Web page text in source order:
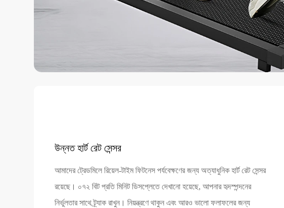
উন্নত হার্ট রেট সেন্সর
আমাদের ট্রেডমিলে রিয়েল-টাইম ফিটনেস পর্যবেক্ষণের জন্য অত্যাধুনিক হার্ট রেট সেন্সর
রয়েছে। ০৭২ বিট প্রতি মিনিট ডিসপ্লেতে দেখানো হয়েছে, আপনার হৃদস্পন্দনের
নির্ভুলতার সাথে ট্র্যাক রাখুন। নিয়ন্ত্রণে থাকুন এবং আরও ভালো ফলাফলের জন্য